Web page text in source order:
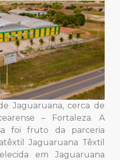
Jaguaruana, cerca de
– Fortaleza. A
foi fruto da parceria
Jaguaruana Têxtil
em Jaguaruana